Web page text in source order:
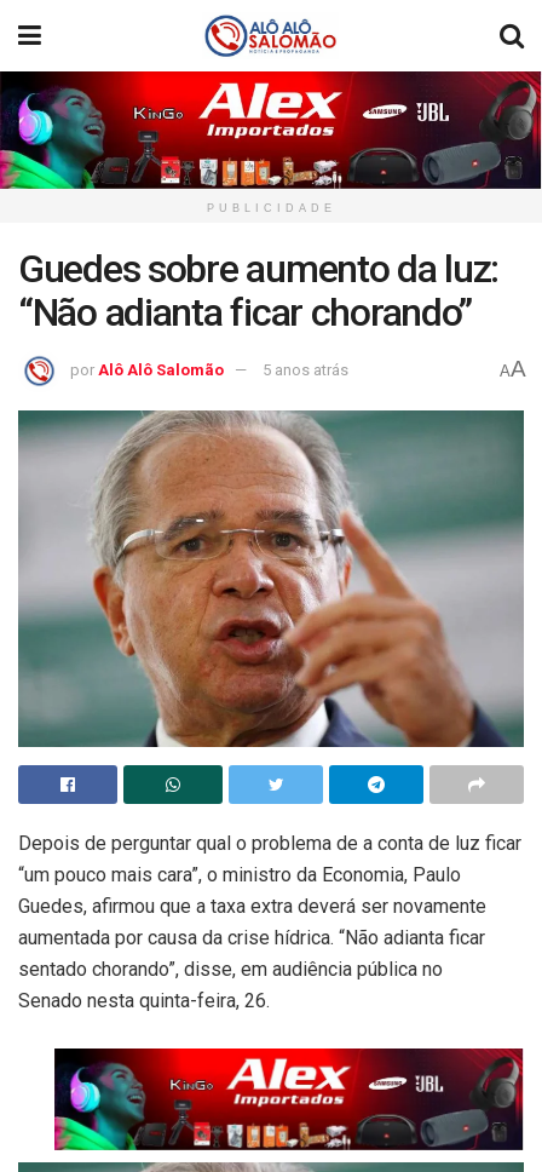
PUBLICIDADE
Guedes sobre aumento da luz:
“Não adianta ficar chorando”
por Alô Alô Salomão 5 anos atrás AA
Depois de perguntar qual o problema de a conta de luz ficar
“um pouco mais cara”, o ministro da Economia, Paulo
Guedes, afirmou que a taxa extra deverá ser novamente
aumentada por causa da crise hídrica. “Não adianta ficar
sentado chorando”, disse, em audiência pública no
Senado nesta quinta-feira, 26.